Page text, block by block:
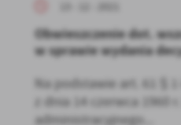
Obwieszczenie dot.
w sprawie wydania
Na podstawie art. 61 §
z dnia 14 czerwca
administracyjnego...